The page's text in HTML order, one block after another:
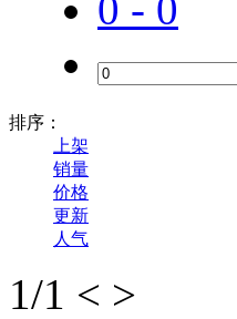
排序：
上架
销量
价格
更新
人气
1/1 < >